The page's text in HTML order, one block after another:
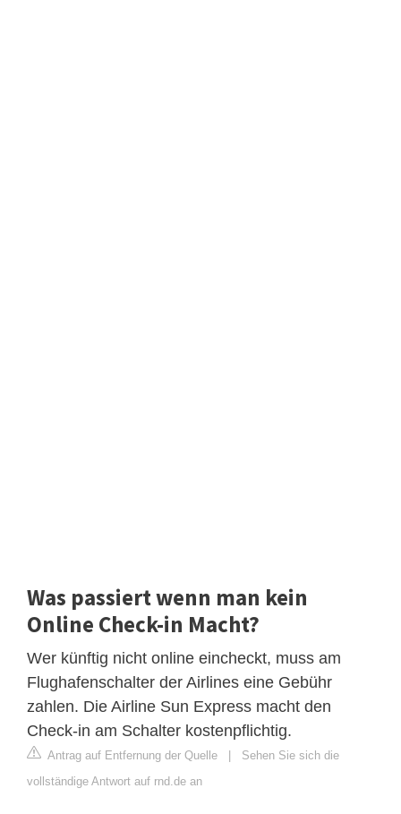
Was passiert wenn man kein
Online Check-in Macht?
Wer künftig nicht online eincheckt, muss am
Flughafenschalter der Airlines eine Gebühr
zahlen. Die Airline Sun Express macht den
Check-in am Schalter kostenpflichtig.
Antrag auf Entfernung der Quelle | Sehen Sie sich die
vollständige Antwort auf rnd.de an